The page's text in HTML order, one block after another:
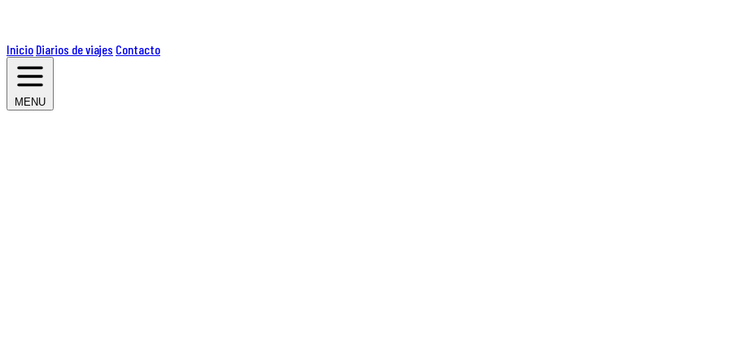
Inicio Diarios de viajes Contacto
MENU